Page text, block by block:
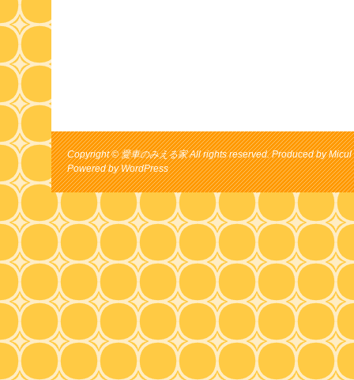
Copyright © 愛車のみえる家 All rights reserved. Produced by Micul
Powered byWordPress